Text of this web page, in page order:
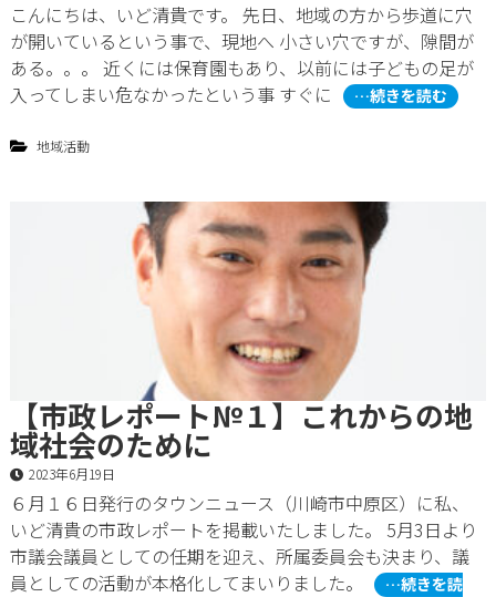
こんにちは、いど清貴です。 先日、地域の方から歩道に穴
が開いているという事で、現地へ 小さい穴ですが、隙間が
ある。。。 近くには保育園もあり、以前には子どもの足が
入ってしまい危なかったという事 すぐに
…続きを読む
地域活動
【市政レポート№１】これからの地
域社会のために
2023年6月19日
６月１６日発行のタウンニュース（川崎市中原区）に私、
いど清貴の市政レポートを掲載いたしました。 5月3日より
市議会議員としての任期を迎え、所属委員会も決まり、議
員としての活動が本格化してまいりました。
…続きを読